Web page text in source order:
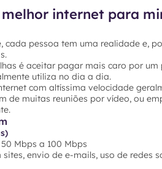
internet para
cada pessoa tem uma realidade e,
é aceitar pagar mais caro por
utiliza no dia a dia.
com altíssima velocidade
de muitas reuniões por vídeo, ou
50 Mbps a 100 Mbps
envio de e-mails, uso de redes